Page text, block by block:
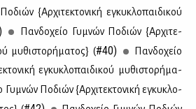
{Αρ­χι­τε­κτο­νι­κή εγκυ­κλο­παι­δι­κού
Παν­δο­χείο Γυ­μνών Πο­διών {Αρ­χι­τε­
μυ­θι­στο­ρή­μα­τος} (#40)
Παν­δο­χείο
εγκυ­κλο­παι­δι­κού μυ­θι­στο­ρή­μα­
Γυ­μνών Πο­διών {Αρ­χι­τε­κτο­νι­κή εγκυ­κλο­